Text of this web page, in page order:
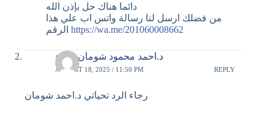
دائما هناك حل بإذن الله
من فضلك ارسل لنا رسالة واتس اب علي هذا
https://wa.me/201060008662
د.احمد محمود شومان جراح
AUGUST 18, 2025 / 11:50 PM REPLY
رجاء الرد تحياتي د.احمد شومان